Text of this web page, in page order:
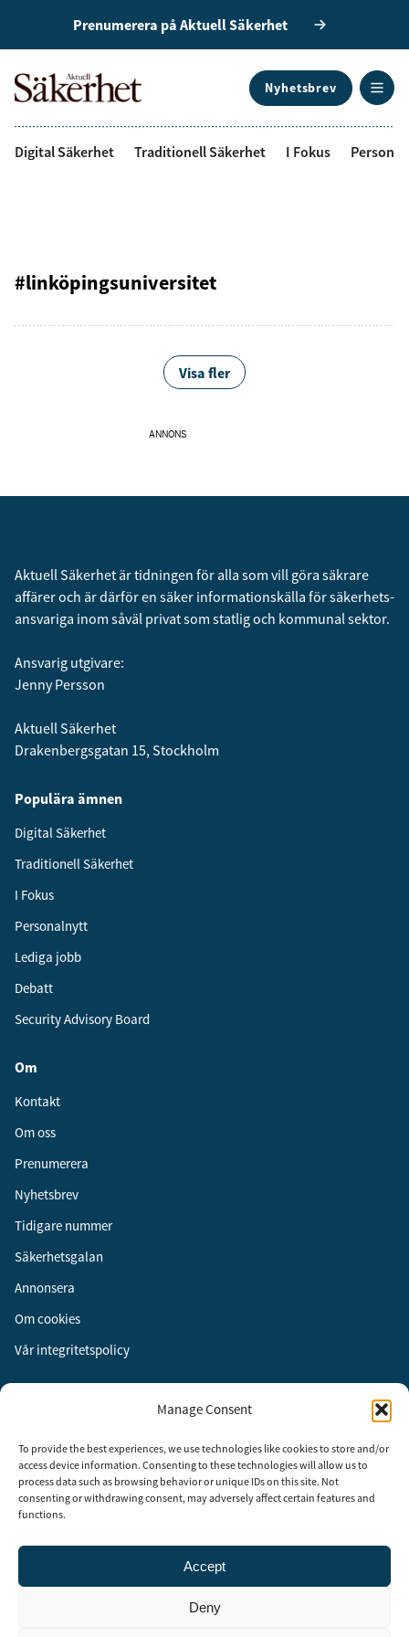
Manage Consent
To provide the best experiences, we use technologies like cookies to store and/or
access device information. Consenting to these technologies will allow us to
process data such as browsing behavior or unique IDs on this site. Not
consenting or withdrawing consent, may adversely affect certain features and
functions.
Accept
Deny
Prenumerera på Aktuell Säkerhet
Nyhetsbrev
Digital Säkerhet Traditionell Säkerhet I Fokus
#linköpingsuniversitet
Visa fler
ANNONS
Aktuell Säkerhet är tidningen för alla som vill göra säkrare
affärer och är därför en säker informationskälla för säkerhets­
ansvariga inom såväl privat som statlig och kommunal sektor.
Ansvarig utgivare:
Jenny Persson
Aktuell Säkerhet
Drakenbergsgatan 15, Stockholm
Populära ämnen
Digital Säkerhet
Traditionell Säkerhet
I Fokus
Personalnytt
Lediga jobb
Debatt
Security Advisory Board
Om
Kontakt
Om oss
Prenumerera
Nyhetsbrev
Tidigare nummer
Säkerhetsgalan
Annonsera
Om cookies
Vår integritetspolicy
Instagram
LinkedIn
Säkerhet år 2003 för att stimulera, utveckla och informera om